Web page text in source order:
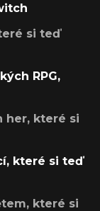
si teď
RPG,
her, které si
které si teď
které si